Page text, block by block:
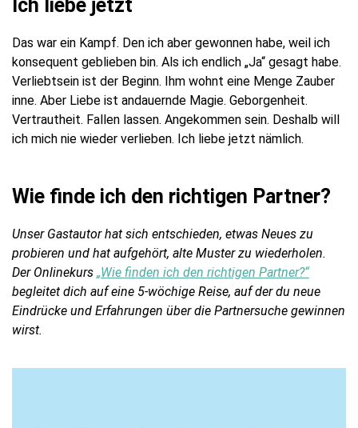
Ich liebe jetzt
Das war ein Kampf. Den ich aber gewonnen habe, weil ich
konsequent geblieben bin. Als ich endlich „Ja“ gesagt habe.
Verliebtsein ist der Beginn. Ihm wohnt eine Menge Zauber
inne. Aber Liebe ist andauernde Magie. Geborgenheit.
Vertrautheit. Fallen lassen. Angekommen sein. Deshalb will
ich mich nie wieder verlieben. Ich liebe jetzt nämlich.
Wie finde ich den richtigen Partner?
Unser Gastautor hat sich entschieden, etwas Neues zu
probieren und hat aufgehört, alte Muster zu wiederholen.
Der Onlinekurs „Wie finden ich den richtigen Partner?“
begleitet dich auf eine 5-wöchige Reise, auf der du neue
Eindrücke und Erfahrungen über die Partnersuche gewinnen
wirst.